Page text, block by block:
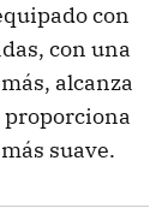
con
con una
alcanza
proporciona
suave.